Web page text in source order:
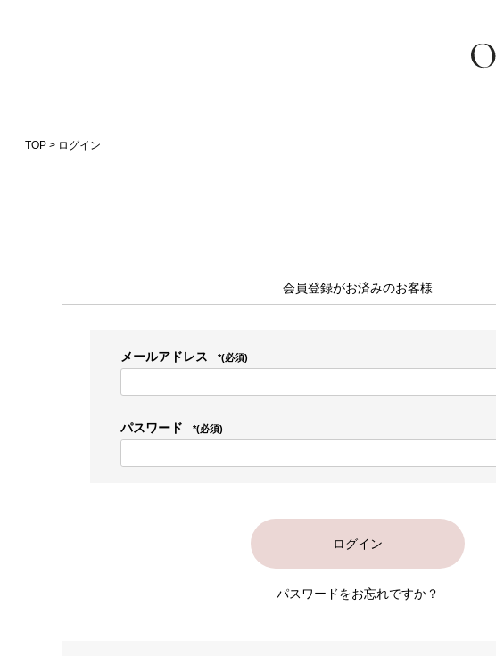
TOP ログイン
会員登録がお済みのお客様
メールアドレス (必須)
パスワード (必須)
ログイン
パスワードをお忘れですか？